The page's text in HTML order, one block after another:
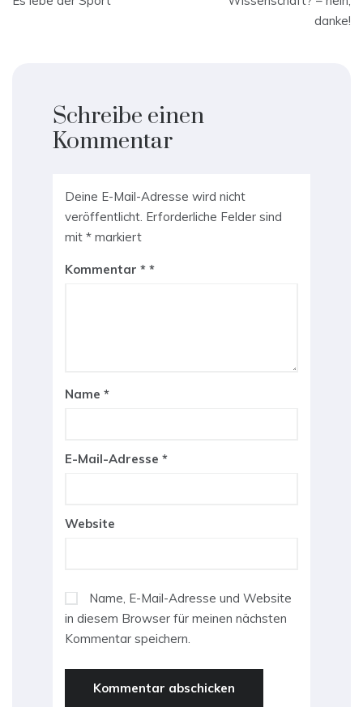
danke!
Schreibe einen
Kommentar
Deine E-Mail-Adresse wird nicht
veröffentlicht. Erforderliche Felder sind
mit * markiert
Kommentar *
Name *
E-Mail-Adresse *
Website
Name, E-Mail-Adresse und Website
in diesem Browser für meinen nächsten
Kommentar speichern.